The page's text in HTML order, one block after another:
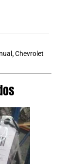
,Chevrolet